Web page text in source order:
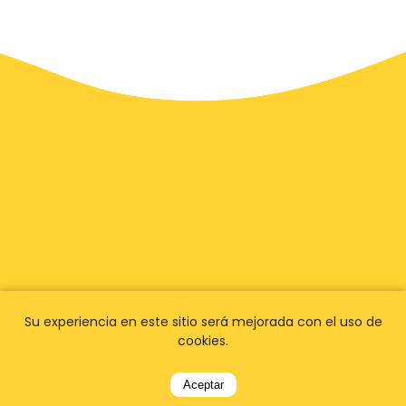
fans en todo el
Su experiencia en este sitio será mejorada con el uso de
cookies.
Aceptar